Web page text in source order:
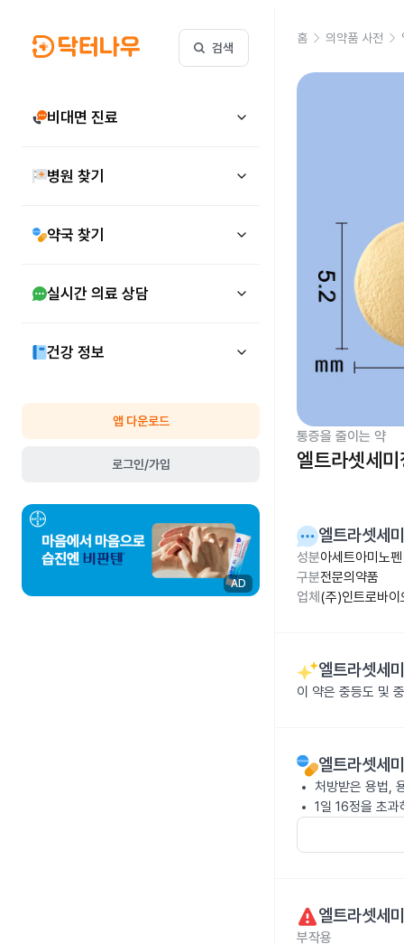
검색
비대면 진료
병원 찾기
약국 찾기
실시간 의료 상담
건강 정보
앱 다운로드
로그인/가입
AD
홈 의약품 사전
통증을 줄이는 약
엘트라셋세미
엘트라셋세
성분아세트아미노
구분전문의약품
업체 (주)인트로바이
엘트라셋세
이 약은 중등도 및
엘트라셋세
처방받은 용법,
1일 16정을 초
엘트라셋세
부작용